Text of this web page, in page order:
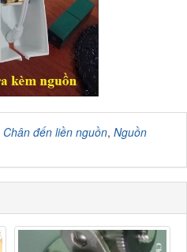
Chân đến liền nguồn, Nguồn